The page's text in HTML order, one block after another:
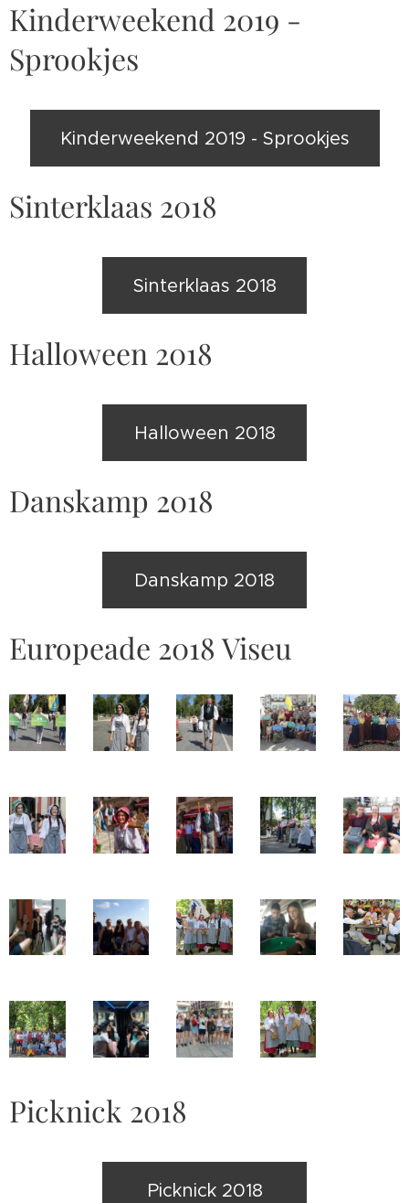
Kinderweekend 2019 -
Sprookjes
Kinderweekend 2019 - Sprookjes
Sinterklaas 2018
Sinterklaas 2018
Halloween 2018
Halloween 2018
Danskamp 2018
Danskamp 2018
Europeade 2018 Viseu
Picknick 2018
Picknick 2018